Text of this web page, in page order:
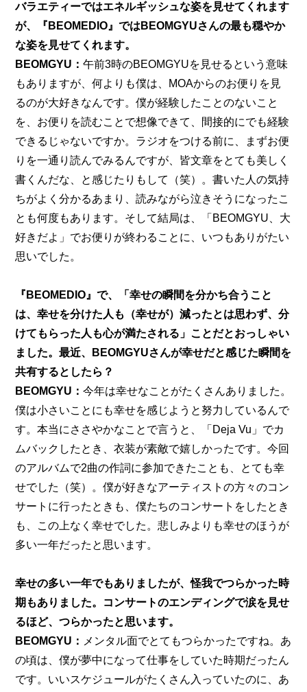
バラエティーではエネルギッシュな姿を見せてくれます
が、『BEOMEDIO』ではBEOMGYUさんの最も穏やか
な姿を見せてくれます。
BEOMGYU：午前3時のBEOMGYUを見せるという意味
もありますが、何よりも僕は、MOAからのお便りを見
るのが大好きなんです。僕が経験したことのないこと
を、お便りを読むことで想像できて、間接的にでも経験
できるじゃないですか。ラジオをつける前に、まずお便
りを一通り読んでみるんですが、皆文章をとても美しく
書くんだな、と感じたりもして（笑）。書いた人の気持
ちがよく分かるあまり、読みながら泣きそうになったこ
とも何度もあります。そして結局は、「BEOMGYU、大
好きだよ」でお便りが終わることに、いつもありがたい
思いでした。
『BEOMEDIO』で、「幸せの瞬間を分かち合うこと
は、幸せを分けた人も（幸せが）減ったとは思わず、分
けてもらった人も心が満たされる」ことだとおっしゃい
ました。最近、BEOMGYUさんが幸せだと感じた瞬間を
共有するとしたら？
BEOMGYU：今年は幸せなことがたくさんありました。
僕は小さいことにも幸せを感じようと努力しているんで
す。本当にささやかなことで言うと、「Deja Vu」でカ
ムバックしたとき、衣装が素敵で嬉しかったです。今回
のアルバムで2曲の作詞に参加できたことも、とても幸
せでした（笑）。僕が好きなアーティストの方々のコン
サートに行ったときも、僕たちのコンサートをしたとき
も、この上なく幸せでした。悲しみよりも幸せのほうが
多い一年だったと思います。
幸せの多い一年でもありましたが、怪我でつらかった時
期もありました。コンサートのエンディングで涙を見せ
るほど、つらかったと思います。
BEOMGYU： メンタル面でとてもつらかったですね。あ
の頃は、僕が夢中になって仕事をしていた時期だったん
です。いいスケジュールがたくさん入っていたのに、あ